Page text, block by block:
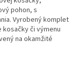
pohon, s
Vyrobený komplet
či výmenu
na okamžité